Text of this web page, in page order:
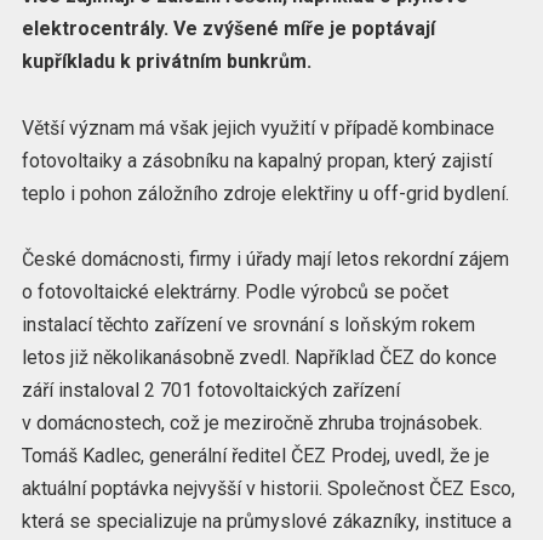
elektrocentrály. Ve zvýšené míře je poptávají
kupříkladu k privátním bunkrům.
Větší význam má však jejich využití v případě kombinace
fotovoltaiky a zásobníku na kapalný propan, který zajistí
teplo i pohon záložního zdroje elektřiny u off-grid bydlení.
České domácnosti, firmy i úřady mají letos rekordní zájem
o fotovoltaické elektrárny. Podle výrobců se počet
instalací těchto zařízení ve srovnání s loňským rokem
letos již několikanásobně zvedl. Například ČEZ do konce
září instaloval 2 701 fotovoltaických zařízení
v domácnostech, což je meziročně zhruba trojnásobek.
Tomáš Kadlec, generální ředitel ČEZ Prodej, uvedl, že je
aktuální poptávka nejvyšší v historii. Společnost ČEZ Esco,
která se specializuje na průmyslové zákazníky, instituce a